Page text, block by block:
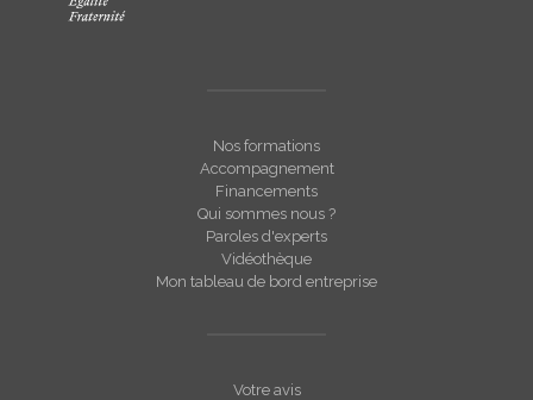
Nos formations
Accompagnement
Financements
Qui sommes nous ?
Paroles d'experts
Vidéothèque
Mon tableau de bord entreprise
Votre avis